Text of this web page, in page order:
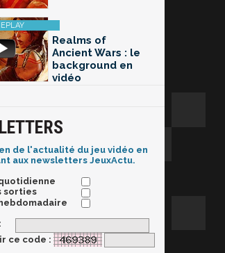
Realms of
Ancient Wars : le
background en
vidéo
de l'actualité du jeu vidéo en
aux newsletters JeuxActu.
sorties
ce code :